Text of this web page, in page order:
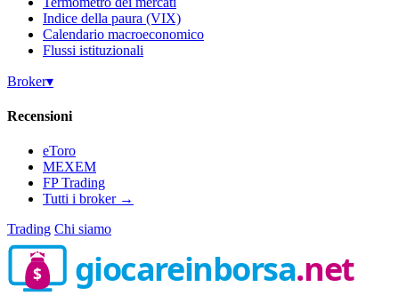
Indice della paura (VIX)
Calendario macroeconomico
Flussi istituzionali
Broker▾
Recensioni
eToro
MEXEM
FP Trading
Tutti i broker →
Trading Chi siamo
$ giocareinborsa.net